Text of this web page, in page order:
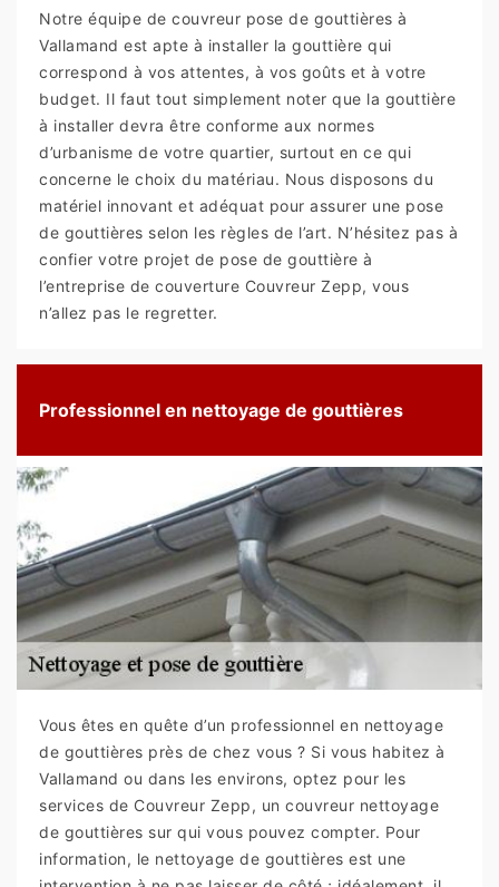
Notre équipe de couvreur pose de gouttières à
Vallamand est apte à installer la gouttière qui
correspond à vos attentes, à vos goûts et à votre
budget. Il faut tout simplement noter que la gouttière
à installer devra être conforme aux normes
d’urbanisme de votre quartier, surtout en ce qui
concerne le choix du matériau. Nous disposons du
matériel innovant et adéquat pour assurer une pose
de gouttières selon les règles de l’art. N’hésitez pas à
confier votre projet de pose de gouttière à
l’entreprise de couverture Couvreur Zepp, vous
n’allez pas le regretter.
Professionnel en nettoyage de gouttières
Vous êtes en quête d’un professionnel en nettoyage
de gouttières près de chez vous ? Si vous habitez à
Vallamand ou dans les environs, optez pour les
services de Couvreur Zepp, un couvreur nettoyage
de gouttières sur qui vous pouvez compter. Pour
information, le nettoyage de gouttières est une